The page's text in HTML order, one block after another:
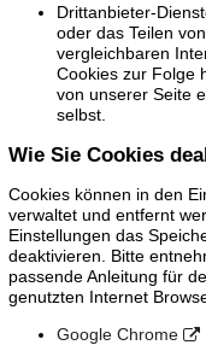
Drittanbieter-
oder das Teilen
vergleichbaren
Cookies zur Folge
von unserer Seite
selbst.
Wie Sie Cookies
Cookies können in den
verwaltet und entfernt
Einstellungen das
deaktivieren. Bitte
passende Anleitung für
genutzten Internet
Google Chrome